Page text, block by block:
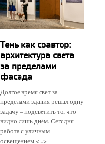
Тень как соавтор:
архитектура света
за пределами
фасада
Долгое время свет за
пределами здания решал одну
задачу – подсветить то, что
видно лишь днём. Сегодня
работа с уличным
освещением <...>